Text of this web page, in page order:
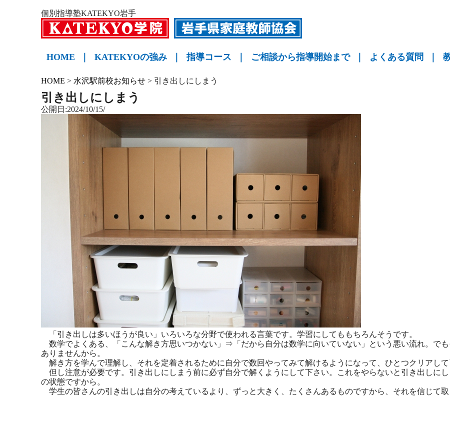
個別指導塾KATEKYO岩手
HOME KATEKYOの強み 指導コース
小学生指導
中学生指導
高校生指導
KATEKYO予備校
ご相談から指導開始まで よくある質問
HOME > 水沢駅前校お知らせ > 引き出しにしまう
引き出しにしまう
公開日:2024/10/15/
「引き出しは多いほうが良い」いろいろな分野で使われる言葉です。学習にしてももちろんそうです。
数学でよくある、「こんな解き方思いつかない」⇒「だから自分は数学に向いていない」という悪い流れ。で
ありませんから。
解き方を学んで理解し、それを定着されるために自分で数回やってみて解けるようになって、ひとつクリアし
但し注意が必要です。引き出しにしまう前に必ず自分で解くようにして下さい。これをやらないと引き出しに
の状態ですから。
学生の皆さんの引き出しは自分の考えているより、ずっと大きく、たくさんあるものですから、それを信じて取